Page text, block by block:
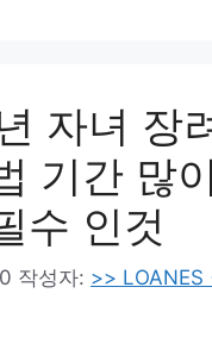
자녀 장
기간 많
수 인것
작성자: >> LOANES